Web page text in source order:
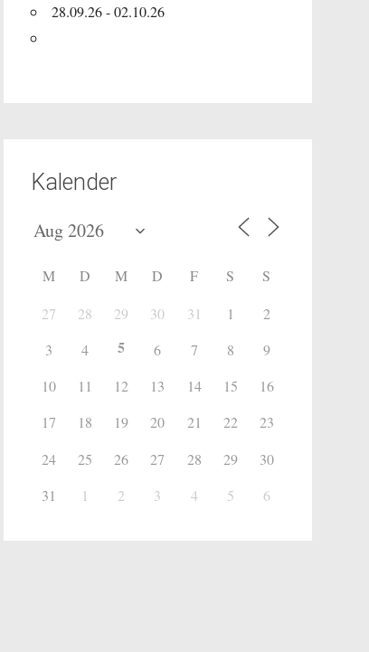
28.09.26 - 02.10.26
Kalender
M D M D F S S
27 28 29 30 31 1
2
3
4 5 6 7 8
9
10
11 12 13 14 15
16
17
18 19 20 21 22
23
24
25 26 27 28 29
30
31
1 2 3 4 5 6